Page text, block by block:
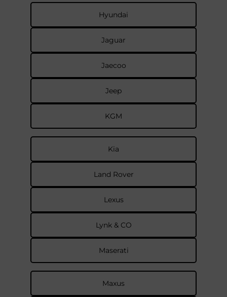
Hyundai
Jaguar
Jaecoo
Jeep
KGM
Kia
Land Rover
Lexus
Lynk & CO
Maserati
Maxus